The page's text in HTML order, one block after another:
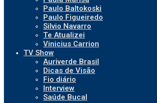
Paulo Baltokoski
Paulo Figueiredo
Silvio Navarro
Te Atualizei
Vinicius Carrion
TV Show
Auriverde Brasil
Dicas de Visão
Fio diário
Interview
Saúde Bucal